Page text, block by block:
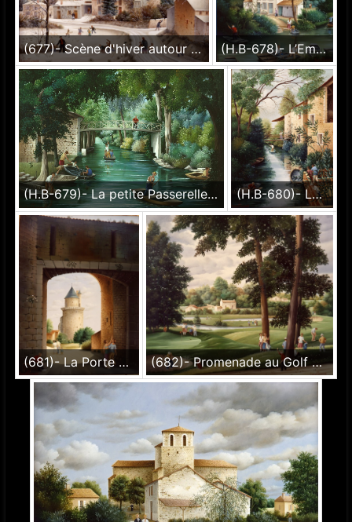
(677)- Scène d'hiver autour de la vieille église de Pouzauges-1990-8x46 cm. (H.B-678)- L’Embarcadère dans le Marais poitevin hsb de format 35×27 cm, daté 1990. Signé en bas à droite.
(H.B-679)- La petite Passerelle blanche sur la Venise vert hsb de format 24×35 cm, daté 1990.Signé en bas à gauche. (H.B-680)- La Garette – Dans la Venise verte hsb de format 35×27 cm, daté 1990. Signé en bas à gauche.
(681)- La Porte du Château d'Apremont – Vendée-1990-hsb 35x27 cm. (682)- Promenade au Golf de la Domangère-1990-hsb 46x55 cm.